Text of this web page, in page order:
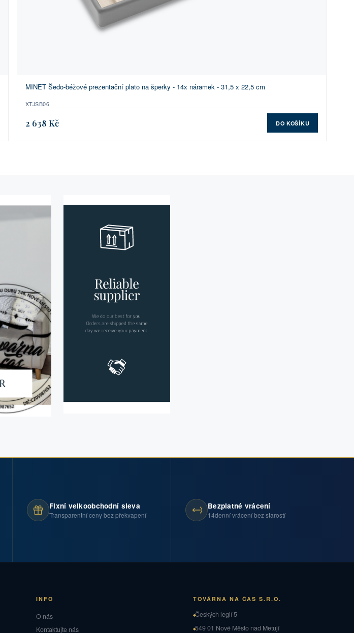
MINET Šedo-béžové prezentační plato na šperky - 14x náramek - 31,5 x 22,5 cm
XTJSB06
2 638 Kč DO KOŠÍKU
Fixní velkoobchodní sleva
Transparentní ceny bez překvapení
Bezplatné vrácení
14denní vrácení bez starostí
INFO
O nás
Kontaktujte nás
TOVÁRNA NA ČAS S.R.O.
Českých legií 5
549 01 Nové Město nad Metují